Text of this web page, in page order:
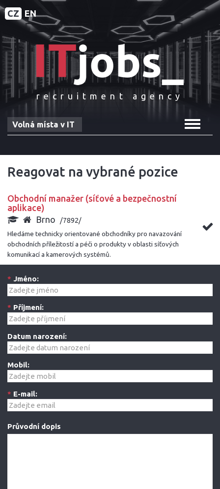
CZ EN
recruitment agency
Toggle
Volná místa v IT
Reagovat na vybrané pozice
Obchodní manažer (síťové a bezpečnostní
aplikace)
Brno
/7892/
Hledáme technicky orientované obchodníky pro navazování
obchodních příležitostí a péči o produkty v oblasti síťových
komunikací a kamerových systémů.
* Jméno:
* Příjmení:
Datum narození:
Mobil:
* E-mail:
Průvodní dopis